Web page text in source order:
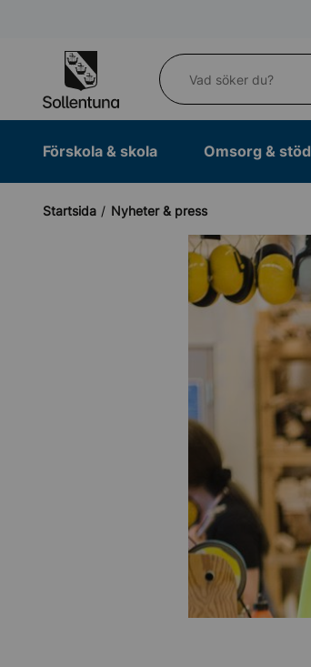
Vad söker du?
Förskola & skola Omsorg & stöd
Startsida Nyheter & press